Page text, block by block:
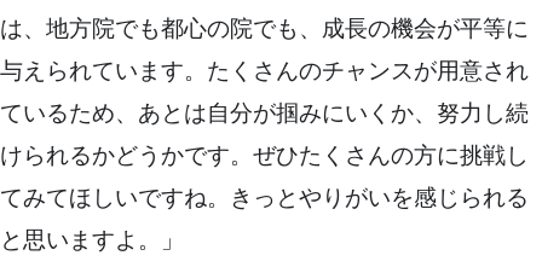
は、地方院でも都心の院でも、成長の機会が平等に
与えられています。たくさんのチャンスが用意され
ているため、あとは自分が掴みにいくか、努力し続
けられるかどうかです。ぜひたくさんの方に挑戦し
てみてほしいですね。きっとやりがいを感じられる
と思いますよ。」